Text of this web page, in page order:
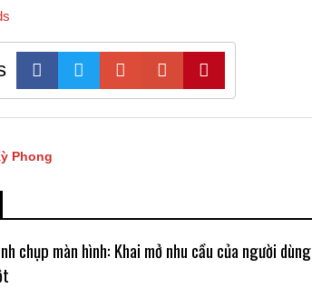
Phong
chụp màn hình: Khai mở nhu cầu của người dùng